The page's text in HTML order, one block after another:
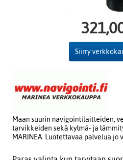
Siirry
Maan suurin navigointilaitteiden,
tarvikkeiden sekä kylmä- ja
MARINEA. Luotettavaa palvelua jo